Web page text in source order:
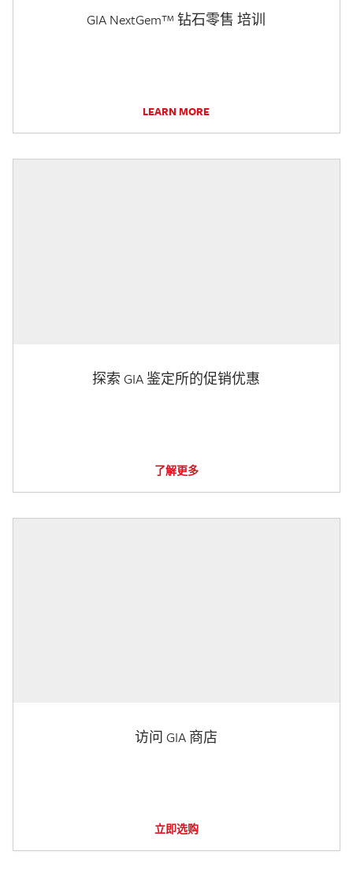
GIA NextGem™ 钻石零售 培训
LEARN MORE
探索 GIA 鉴定所的促销优惠
了解更多
访问 GIA 商店
立即选购